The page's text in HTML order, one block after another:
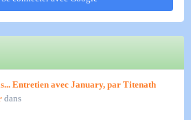
Entretien avec January, par Titenath
dans